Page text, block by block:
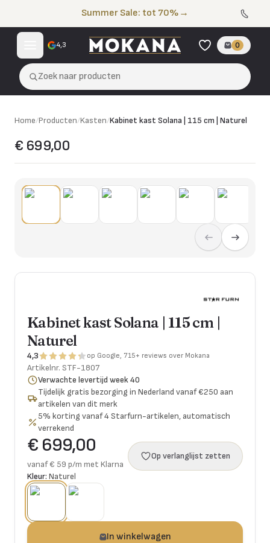
Summer Sale: tot 70% →
4,3 0
Zoek naar producten
Home/Producten/Kasten/Kabinet kast Solana | 115 cm | Naturel
€ 699,00
Kabinet kast Solana | 115 cm |
Naturel
4,3 op Google, 715+ reviews over Mokana
Artikelnr. STF-1807
Verwachte levertijd week 40
Tijdelijk gratis bezorging in Nederland vanaf €250 aan
artikelen van dit merk
5% korting vanaf 4 Starfurn-artikelen, automatisch
verrekend
€ 699,00
vanaf € 59 p/m met Klarna
Op verlanglijst zetten
Kleur: Naturel
In winkelwagen